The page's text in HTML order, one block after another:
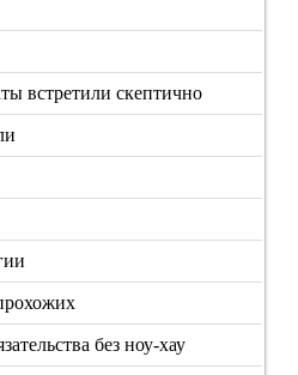
встретили скептично
без ноу-хау